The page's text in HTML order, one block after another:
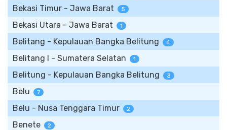
Bekasi Timur - Jawa Barat 5
Bekasi Utara - Jawa Barat 1
Belitang - Kepulauan Bangka Belitung 4
Belitang I - Sumatera Selatan 1
Belitung - Kepulauan Bangka Belitung 3
Belu 7
Belu - Nusa Tenggara Timur 2
Benete 2